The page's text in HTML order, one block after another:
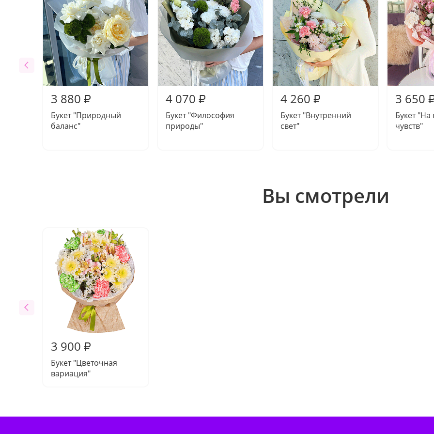
3 880 ₽
Букет "Природный
баланс"
4 070 ₽
Букет "Философия
природы"
4 260 ₽
Букет "Внутренний
свет"
3 650
Букет "На
чувств"
Вы смотрели
3 900 ₽
Букет "Цветочная
вариация"